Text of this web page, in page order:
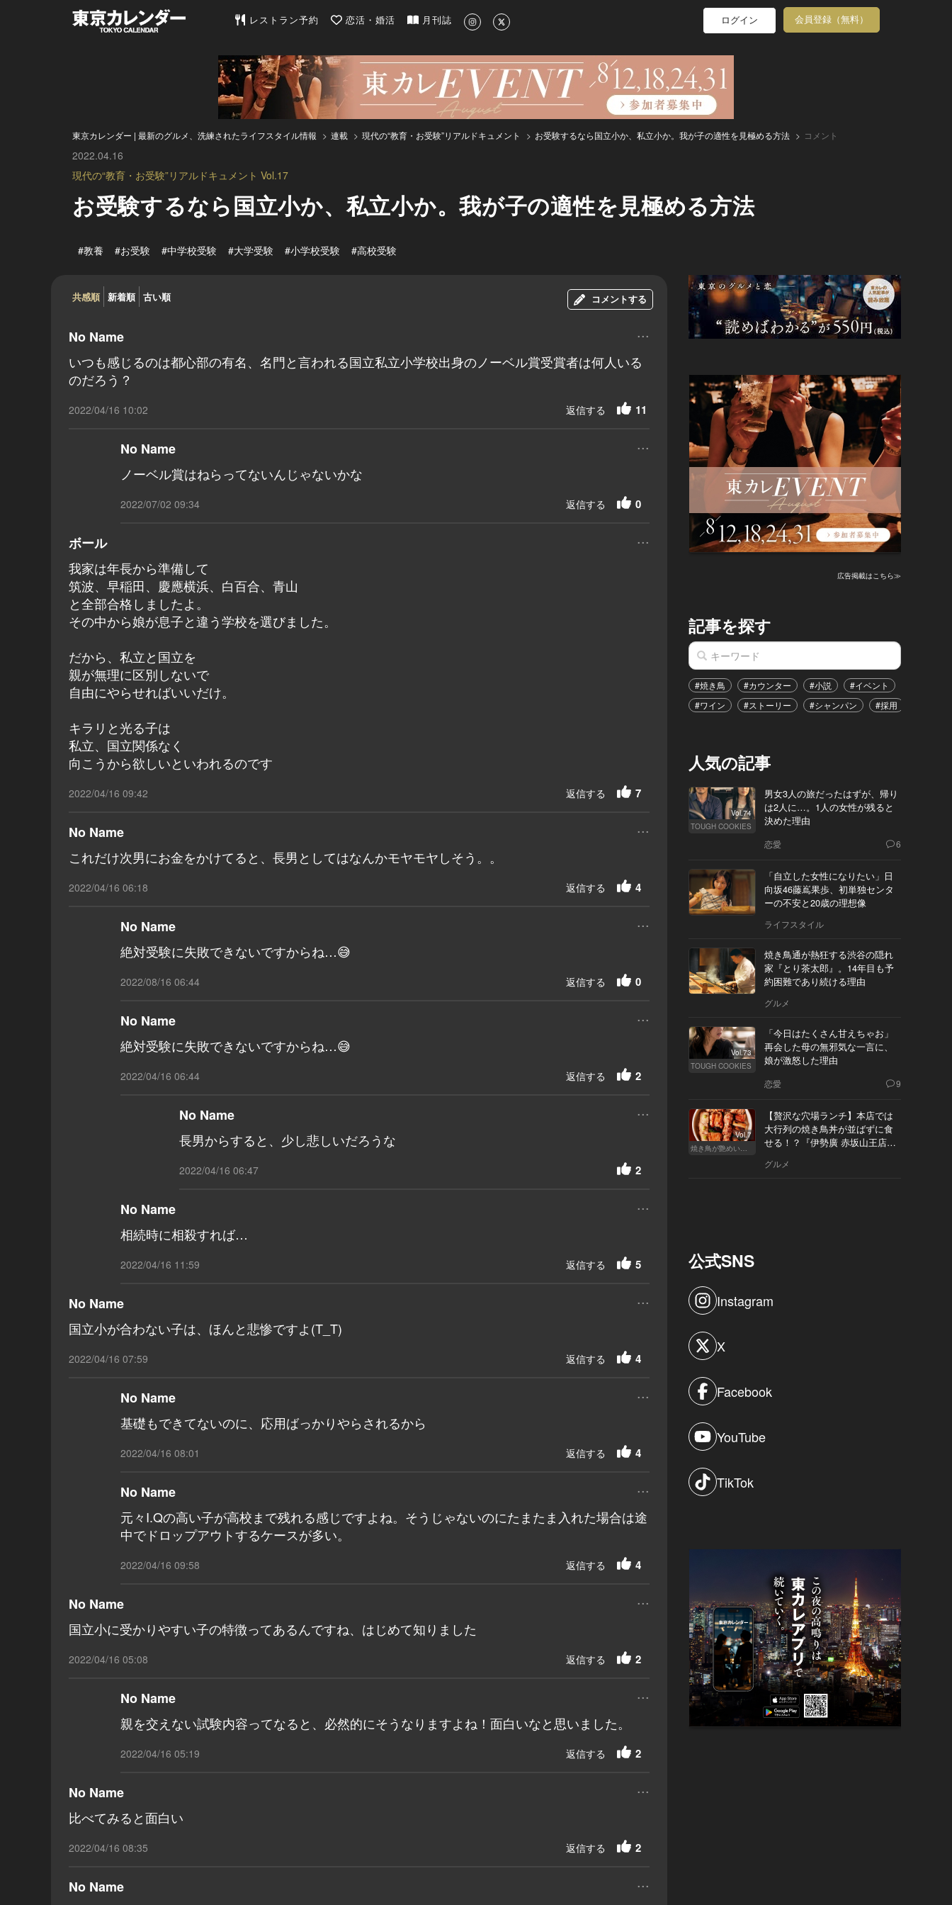
東京カレンダー | 最新のグルメ、洗練されたライフスタイル情報
レストラン予約 恋活・婚活 月刊誌 ログイン 会員登録（無料）
東京カレンダー | 最新のグルメ、洗練されたライフスタイル情報 連載 現代の“教育・お受験”リアルドキュメント お受験するなら国立小か、私立小か。我が子の適性を見極める方法 コメント
2022.04.16
現代の“教育・お受験”リアルドキュメント Vol.17
お受験するなら国立小か、私立小か。我が子の適性を見極める方法
#教養 #お受験 #中学校受験 #大学受験 #小学校受験 #高校受験
共感順 新着順 古い順 コメントする
No Name ...
いつも感じるのは都心部の有名、名門と言われる国立私立小学校出身のノーベル賞受賞者は何人いる
のだろう？
2022/04/16 10:02 11
返信する
No Name ...
ノーベル賞はねらってないんじゃないかな
2022/07/02 09:34 0
返信する
ボール ...
我家は年長から準備して
筑波、早稲田、慶應横浜、白百合、青山
と全部合格しましたよ。
その中から娘が息子と違う学校を選びました。
だから、私立と国立を
親が無理に区別しないで
自由にやらせればいいだけ。
キラリと光る子は
私立、国立関係なく
向こうから欲しいといわれるのです
2022/04/16 09:42 7
返信する
No Name ...
これだけ次男にお金をかけてると、長男としてはなんかモヤモヤしそう。。
2022/04/16 06:18 4
返信する
No Name ...
絶対受験に失敗できないですからね…😅
2022/08/16 06:44 0
返信する
No Name ...
絶対受験に失敗できないですからね…😅
2022/04/16 06:44 2
返信する
No Name ...
長男からすると、少し悲しいだろうな
2022/04/16 06:47 2
No Name ...
相続時に相殺すれば…
2022/04/16 11:59 5
返信する
No Name ...
国立小が合わない子は、ほんと悲惨ですよ(T_T)
2022/04/16 07:59 4
返信する
No Name ...
基礎もできてないのに、応用ばっかりやらされるから
2022/04/16 08:01 4
返信する
No Name ...
元々I.Qの高い子が高校まで残れる感じですよね。そうじゃないのにたまたま入れた場合は途
中でドロップアウトするケースが多い。
2022/04/16 09:58 4
返信する
No Name ...
国立小に受かりやすい子の特徴ってあるんですね、はじめて知りました
2022/04/16 05:08 2
返信する
No Name ...
親を交えない試験内容ってなると、必然的にそうなりますよね！面白いなと思いました。
2022/04/16 05:19 2
返信する
No Name ...
比べてみると面白い
2022/04/16 08:35 2
返信する
No Name ...
広告掲載はこちら≫
記事を探す
#焼き鳥 #カウンター #小説 #イベント
#ワイン
#ストーリー #シャンパン #採用
人気の記事
Vol.74
TOUGH COOKIES
男女3人の旅だったはずが、帰り
は2人に…。1人の女性が残ると
決めた理由
恋愛 6
「自立した女性になりたい」日
向坂46藤嶌果歩、初単独センタ
ーの不安と20歳の理想像
ライフスタイル
焼き鳥通が熱狂する渋谷の隠れ
家『とり茶太郎』。14年目も予
約困難であり続ける理由
グルメ
Vol.73
TOUGH COOKIES
「今日はたくさん甘えちゃお」
再会した母の無邪気な一言に、
娘が激怒した理由
恋愛 9
Vol.7
焼き鳥が艶めいてきた
【贅沢な穴場ランチ】本店では
大行列の焼き鳥丼が並ばずに食
せる！？『伊勢廣 赤坂山王店』
グルメ
公式SNS
Instagram
X
Facebook
YouTube
TikTok